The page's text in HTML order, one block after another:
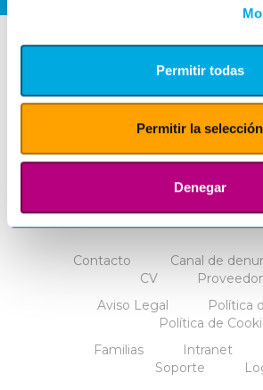
Permitir todas
Permitir la selección
Denegar
Contacto Canal de
CV
Aviso Legal
Política
Política de
Familias
Intranet
Soporte